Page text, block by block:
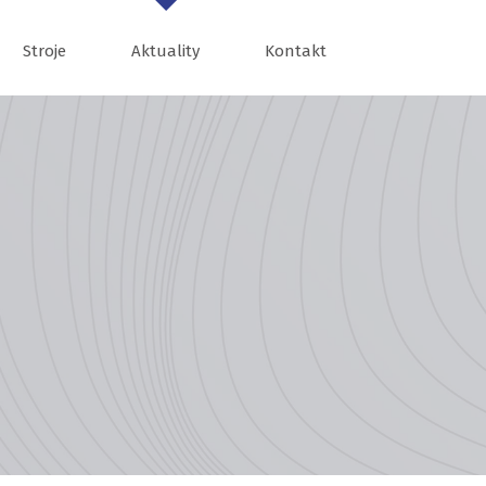
Stroje Aktuality Kontakt